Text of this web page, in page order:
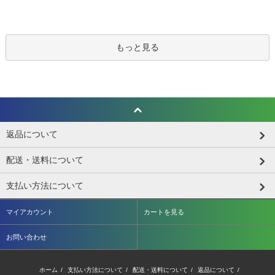
もっと見る
返品について
配送・送料について
支払い方法について
マイアカウント カートを見る
お問い合わせ
ホーム / 支払い方法について / 配送・送料について / 返品について /